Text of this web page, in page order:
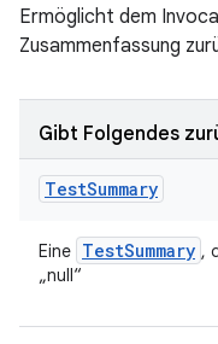
Ermöglicht dem
Zusammenfassung
Gibt Folgendes
TestSummary
Eine TestSummary ,
„null“